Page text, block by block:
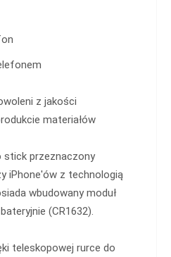
z jakości
materiałów
stick przeznaczony
iPhone'ów z technologią
wbudowany moduł
(CR1632).
teleskopowej rurce do